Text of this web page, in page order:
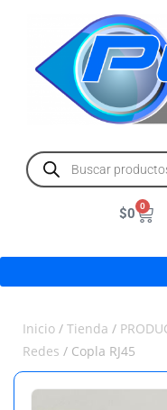
$0 0
Inicio / Tienda /
Redes / Copla RJ45